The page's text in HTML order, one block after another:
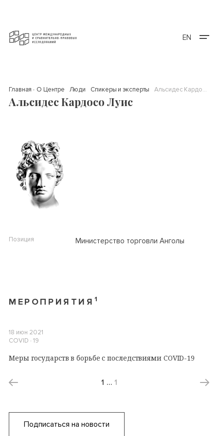
EN
Главная О Центре Люди Спикеры и эксперты Альсидес Кардосо Луис
Альсидес Кардосо Луис
Позиция Министерство торговли Анголы
МЕРОПРИЯТИЯ 1
18 июн 2021
COVID ∙ 19
Меры государств в борьбе с последствиями COVID-19
1 … 1
Подписаться на новости